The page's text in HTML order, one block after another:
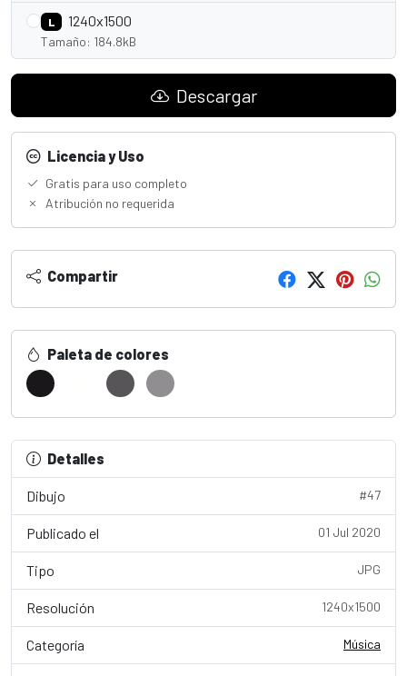
L 1240x1500
Tamaño: 184.8kB
Descargar
Licencia y Uso
Gratis para uso completo
Atribución no requerida
Compartir
Paleta de colores
Detalles
Dibujo #47
Publicado el 01 Jul 2020
Tipo JPG
Resolución 1240x1500
Categoría Música